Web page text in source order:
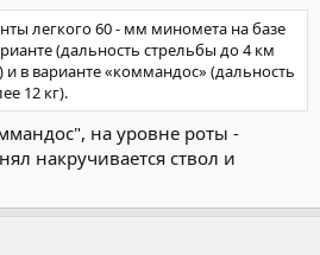
легкого 60 - мм миномета на базе
(дальность стрельбы до 4 км
и в варианте «коммандос» (дальность
12 кг).
на уровне роты -
накручивается ствол и